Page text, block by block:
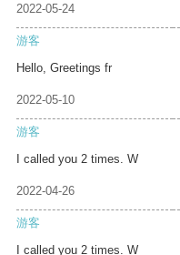
2022-05-24
游客
Hello, Greetings fr
2022-05-10
游客
I called you 2 times. W
2022-04-26
游客
I called you 2 times. W